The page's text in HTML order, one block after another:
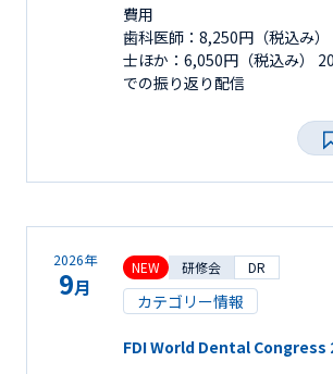
費用
歯科医師：8,250円（税込
士ほか：6,050円（税込み）
での振り返り配信
2026年
9月
NEW 研修会 DR
カテゴリー情報
FDI World Dental Congress